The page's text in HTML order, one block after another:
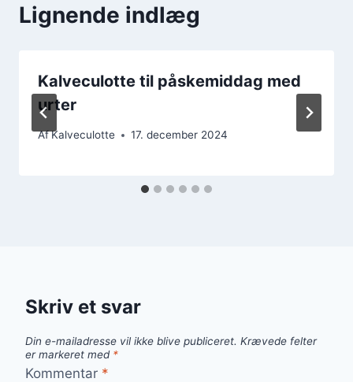
Lignende indlæg
Kalveculotte til påskemiddag med
urter
AfKalveculotte 17. december 2024
Skriv et svar
Din e-mailadresse vil ikke blive publiceret. Krævede felter
er markeret med *
Kommentar *